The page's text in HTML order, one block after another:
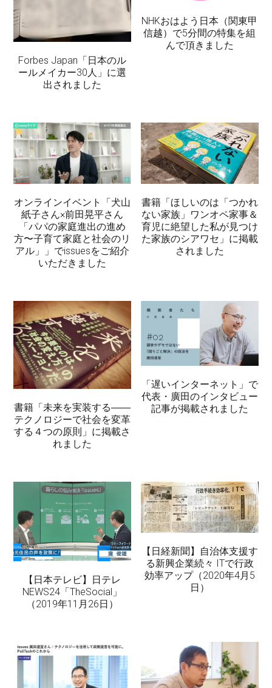
Forbes Japan「日本のル
ールメイカー30人」に選
出されました
NHKおはよう日本（関東甲
信越）で5分間の特集を組
んで頂きました
オンラインイベント「犬山
紙子さん×前田晃平さん
「パパの家庭進出の進め
方〜子育て家庭と社会のリ
アル」」でissuesをご紹介
いただきました
書籍「ほしいのは「つかれ
ない家族」ワンオペ家事＆
育児に絶望した私が見つけ
た家族のシアワセ」に掲載
されました
書籍「未来を実装する――
テクノロジーで社会を変革
する４つの原則」に掲載さ
れました
「遅いインターネット」で
代表・廣田のインタビュー
記事が掲載されました
【日本テレビ】日テレ
NEWS24「TheSocial」
（2019年11月26日）
【日経新聞】自治体支援す
る新興企業続々 ITで行政
効率アップ（2020年4月5
日）